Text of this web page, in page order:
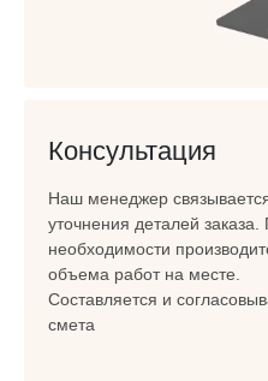
Консультация
Наш менеджер
уточнения деталей заказа.
необходимости
объема работ на месте.
Составляется и
смета